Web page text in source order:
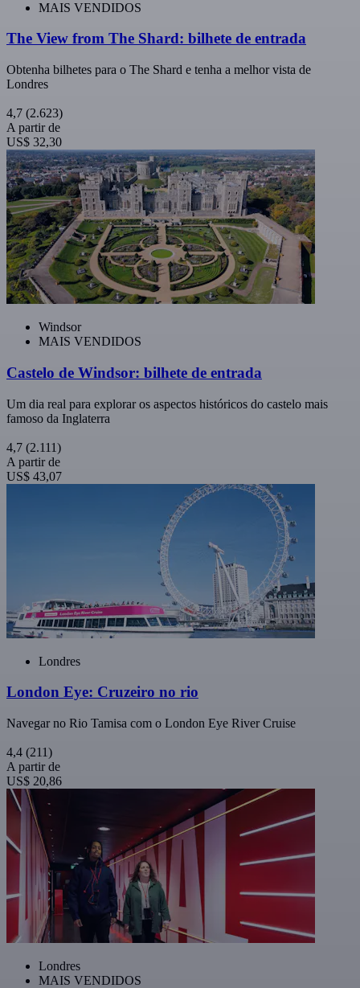
MAIS VENDIDOS
The View from The Shard: bilhete de entrada
Obtenha bilhetes para o The Shard e tenha a melhor vista de
Londres
4,7 (2.623)
A partir de
US$ 32,30
Windsor
MAIS VENDIDOS
Castelo de Windsor: bilhete de entrada
Um dia real para explorar os aspectos históricos do castelo mais
famoso da Inglaterra
4,7 (2.111)
A partir de
US$ 43,07
Londres
London Eye: Cruzeiro no rio
Navegar no Rio Tamisa com o London Eye River Cruise
4,4 (211)
A partir de
US$ 20,86
Londres
MAIS VENDIDOS